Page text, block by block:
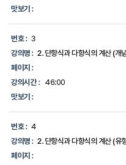
공
다.
맛보기 :
번호 : 3
강의명 : 2. 단항식과 다항식의 계산 (개
페이지 :
강의시간 :
46:00
맛보기 :
번호 : 4
강의명 : 2. 단항식과 다항식의 계산 (유
페이지 :